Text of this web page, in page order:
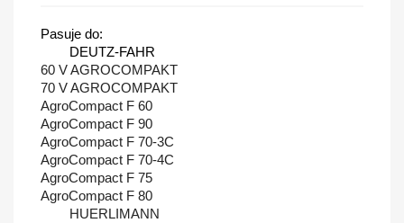
Pasuje do:
DEUTZ-FAHR
60 V AGROCOMPAKT
70 V AGROCOMPAKT
AgroCompact F 60
AgroCompact F 90
AgroCompact F 70-3C
AgroCompact F 70-4C
AgroCompact F 75
AgroCompact F 80
HUERLIMANN